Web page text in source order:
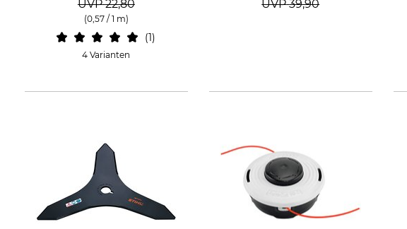
UVP 22,80
(0,57 / 1 m)
1
4 Varianten
UVP 39,90